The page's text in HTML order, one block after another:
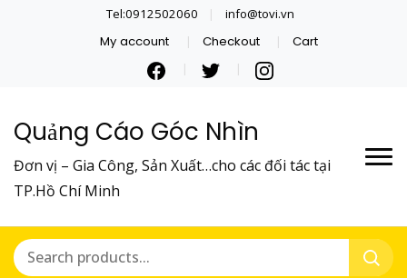
Tel:0912502060 info@tovi.vn
My account Checkout Cart
Quảng Cáo Góc Nhìn
Đơn vị – Gia Công, Sản Xuất…cho các đối tác tại
TP.Hồ Chí Minh